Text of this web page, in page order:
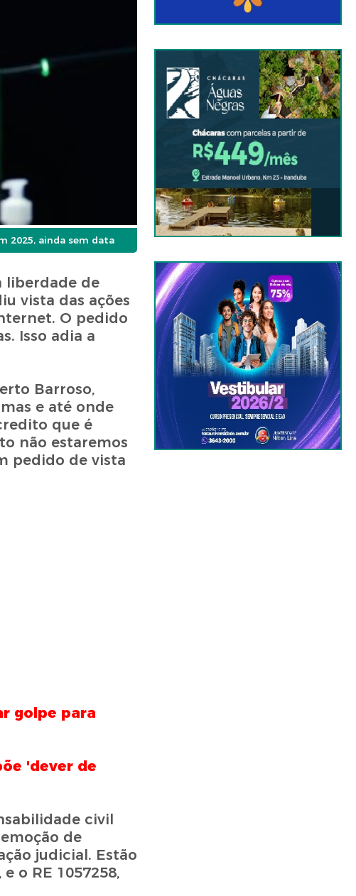
2025, ainda sem data
liberdade de
vista das ações
O pedido
Isso adia a
Barroso,
e até onde
que é
não estaremos
pedido de vista
golpe para
'dever de
civil
de
judicial. Estão
o RE 1057258,